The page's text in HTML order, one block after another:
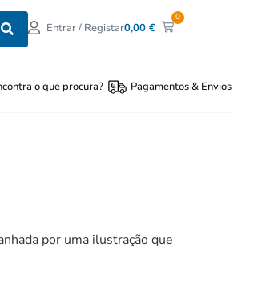
Entrar / Registar0,00€
0
o que procura? Pagamentos & Envios
por uma ilustração que